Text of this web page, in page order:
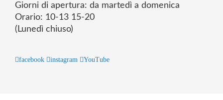
Giorni di apertura: da martedì a domenica
Orario: 10-13 15-20
(Lunedì chiuso)
facebook instagram YouTube